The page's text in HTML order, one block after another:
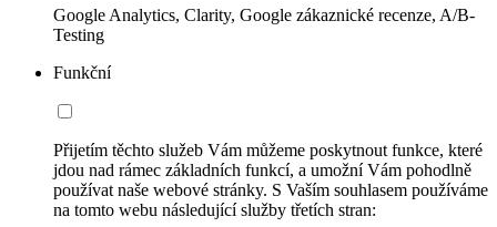
Google Analytics, Clarity, Google zákaznické recenze, A/B-
Testing
Funkční
Přijetím těchto služeb Vám můžeme poskytnout funkce, které
jdou nad rámec základních funkcí, a umožní Vám pohodlně
používat naše webové stránky. S Vaším souhlasem používáme
na tomto webu následující služby třetích stran: